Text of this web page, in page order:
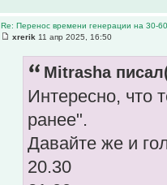
Re: Перенос времени генерации на 30-
xrerik 11 апр 2025, 16:50
Mitrasha
Интересно, что
ранее".
Давайте же и
20.30